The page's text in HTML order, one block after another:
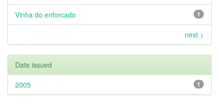
1
Vinha do enforcado
next >
Date issued
1
2005